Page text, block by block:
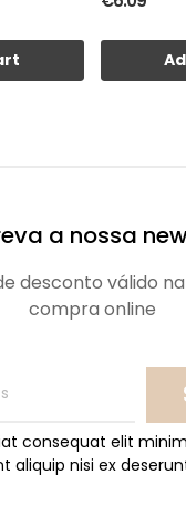
a nossa
desconto válido
compra online
consequat elit
aliquip nisi ex